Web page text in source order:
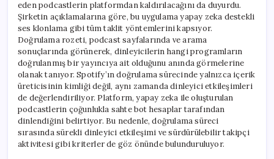
eden podcastlerin platformdan kaldırılacağını da duyurdu.
Şirketin açıklamalarına göre, bu uygulama yapay zeka destekli
ses klonlama gibi tüm taklit yöntemlerini kapsıyor.
Doğrulama rozeti, podcast sayfalarında ve arama
sonuçlarında görünerek, dinleyicilerin hangi programların
doğrulanmış bir yayıncıya ait olduğunu anında görmelerine
olanak tanıyor. Spotify’ın doğrulama sürecinde yalnızca içerik
üreticisinin kimliği değil, aynı zamanda dinleyici etkileşimleri
de değerlendiriliyor. Platform, yapay zeka ile oluşturulan
podcastlerin çoğunlukla sahte bot hesaplar tarafından
dinlendiğini belirtiyor. Bu nedenle, doğrulama süreci
sırasında sürekli dinleyici etkileşimi ve sürdürülebilir takipçi
aktivitesi gibi kriterler de göz önünde bulunduruluyor.